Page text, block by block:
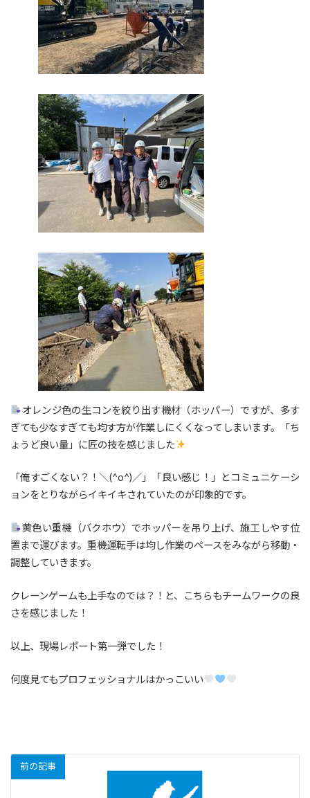
オレンジ色の生コンを絞り出す機材（ホッパー）ですが、多す
ぎても少なすぎても均す方が作業しにくくなってしまいます。「ち
ょうど良い量」に匠の技を感じました
「俺すごくない？！＼(^o^)／」「良い感じ！」とコミュニケーシ
ョンをとりながらイキイキされていたのが印象的です。
黄色い重機（バクホウ）でホッパーを吊り上げ、施工しやす位
置まで運びます。重機運転手は均し作業のペースをみながら移動・
調整していきます。
クレーンゲームも上手なのでは？！と、こちらもチームワークの良
さを感じました！
以上、現場レポート第一弾でした！
何度見てもプロフェッショナルはかっこいい
前の記事